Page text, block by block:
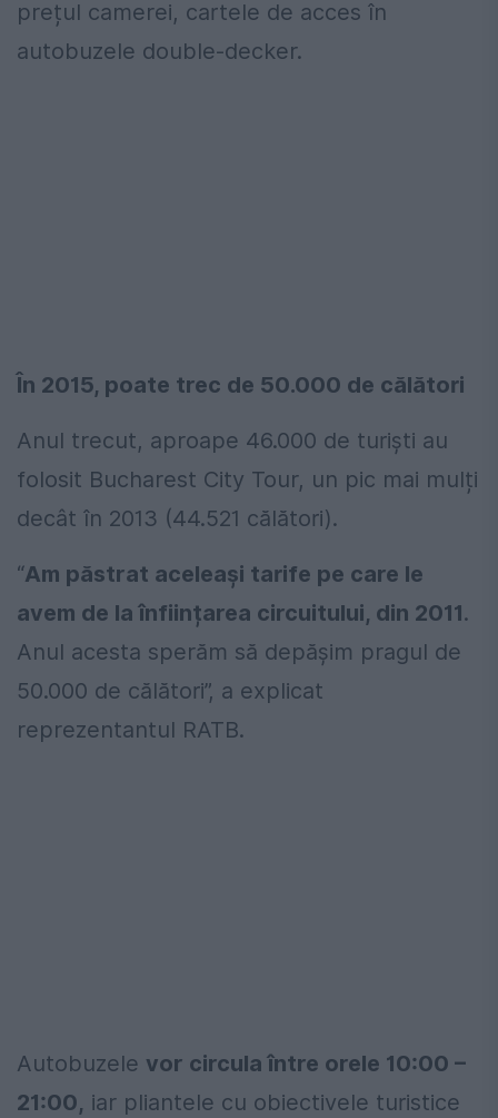
prețul camerei, cartele de acces în
autobuzele double-decker.
În 2015, poate trec de 50.000 de călători
Anul trecut, aproape 46.000 de turiști au
folosit Bucharest City Tour, un pic mai mulți
decât în 2013 (44.521 călători).
“Am păstrat aceleași tarife pe care le
avem de la înființarea circuitului, din 2011.
Anul acesta sperăm să depășim pragul de
50.000 de călători”, a explicat
reprezentantul RATB.
Autobuzele vor circula între orele 10:00 –
21:00, iar pliantele cu obiectivele turistice